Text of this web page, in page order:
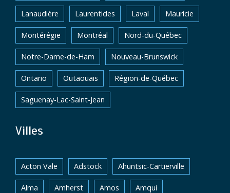
Lanaudière Laurentides Laval Mauricie
Montérégie Montréal Nord-du-Québec
Notre-Dame-de-Ham Nouveau-Brunswick
Ontario Outaouais Région-de-Québec
Saguenay-Lac-Saint-Jean
Villes
Acton Vale Adstock Ahuntsic-Cartierville
Alma Amherst Amos Amqui